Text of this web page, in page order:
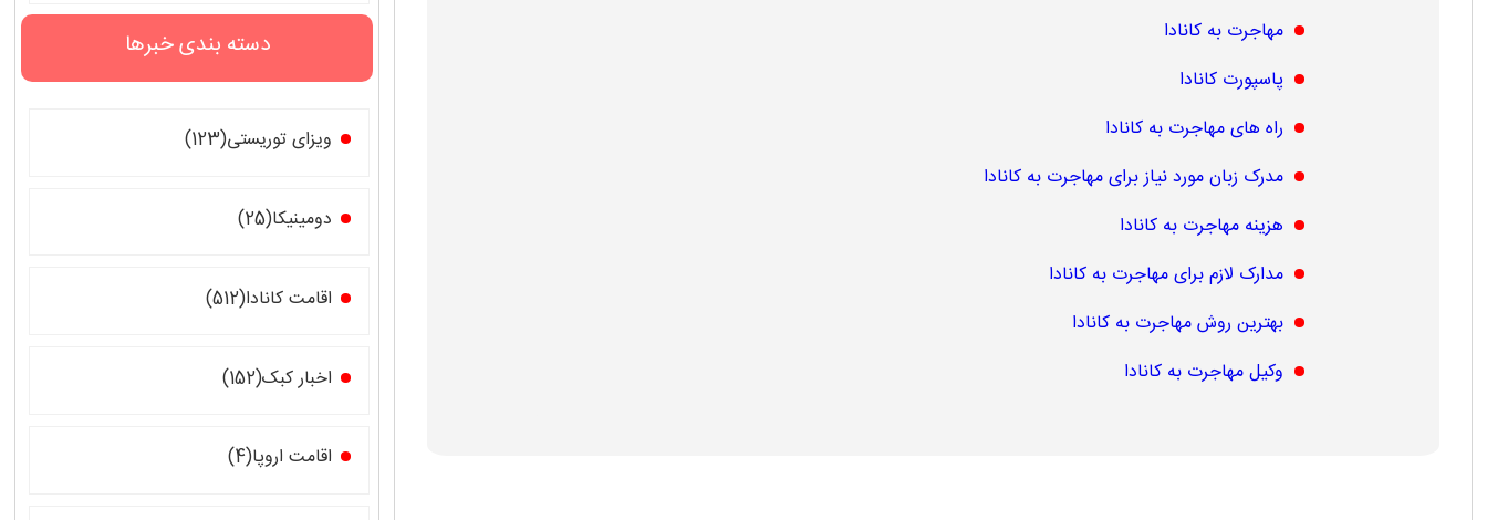
مهاجرت به کانادا
پاسپورت کانادا
راه های مهاجرت به کانادا
مدرک زبان مورد نیاز برای مهاجرت به کانادا
هزینه مهاجرت به کانادا
مدارک لازم برای مهاجرت به کانادا
بهترین روش مهاجرت به کانادا
وکیل مهاجرت به کانادا
دسته بندی خبرها
ویزای توریستی(123)
دومینیکا(25)
اقامت کانادا(512)
اخبار کبک(152)
اقامت اروپا(4)